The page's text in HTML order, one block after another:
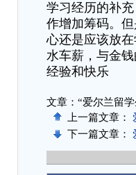
学习经历的补
作增加筹码。
心还是应该放
水车薪，与金
经验和快乐
文章：“爱尔兰留
上一篇文章：
下一篇文章：